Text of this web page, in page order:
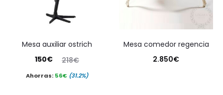
mesa auxiliar ostrich
218€
El
precio
150€
El
precioAhorras: 56€ (31.2%)
mesa comedor regencia
2.850€